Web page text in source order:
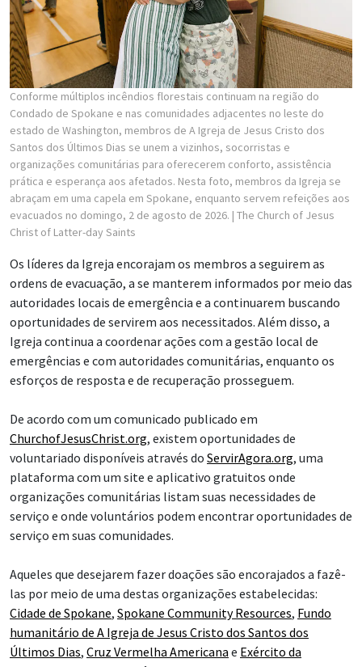
Conforme múltiplos incêndios florestais continuam na região do
Condado de Spokane e nas comunidades adjacentes no leste do
estado de Washington, membros de A Igreja de Jesus Cristo dos
Santos dos Últimos Dias se unem a vizinhos, socorristas e
organizações comunitárias para oferecerem conforto, assistência
prática e esperança aos afetados. Nesta foto, membros da Igreja se
abraçam em uma capela em Spokane, enquanto servem refeições aos
evacuados no domingo, 2 de agosto de 2026. | The Church of Jesus
Christ of Latter-day Saints
Os líderes da Igreja encorajam os membros a seguirem as
ordens de evacuação, a se manterem informados por meio das
autoridades locais de emergência e a continuarem buscando
oportunidades de servirem aos necessitados. Além disso, a
Igreja continua a coordenar ações com a gestão local de
emergências e com autoridades comunitárias, enquanto os
esforços de resposta e de recuperação prosseguem.
De acordo com um comunicado publicado em
ChurchofJesusChrist.org, existem oportunidades de
voluntariado disponíveis através do ServirAgora.org, uma
plataforma com um site e aplicativo gratuitos onde
organizações comunitárias listam suas necessidades de
serviço e onde voluntários podem encontrar oportunidades de
serviço em suas comunidades.
Aqueles que desejarem fazer doações são encorajados a fazê-
las por meio de uma destas organizações estabelecidas:
Cidade de Spokane, Spokane Community Resources, Fundo
humanitário de A Igreja de Jesus Cristo dos Santos dos
Últimos Dias, Cruz Vermelha Americana e Exército da